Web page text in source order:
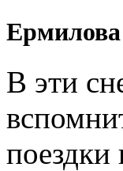
Ермилова
В эти
поездки